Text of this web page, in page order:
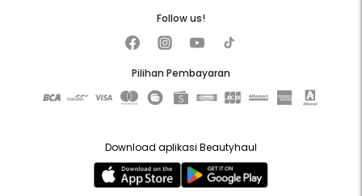
Pilihan Pembayaran
Follow us!
Download aplikasi Beautyhaul